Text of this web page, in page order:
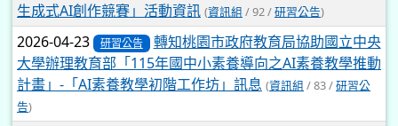
生成式AI創作競賽」活動資訊 (資訊組 / 92 /研習公告)
2026-04-23 研習公告
轉知桃園市政府教育局協助國立中央
大學辦理教育部「115年國中小素養導向之AI素養教學推動
計畫」-「AI素養教學初階工作坊」訊息 (資訊組 / 83 /研習公
告)